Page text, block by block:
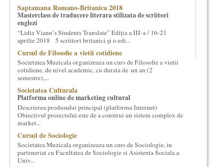
Saptamana Romano-Britanica 2018
Masterclass de traducere literara stilizata de scriitori
englezi
“Lidia Vianu’s Students Translate” Ediția a III-a / 16-21
aprilie 2018 5 scriitori britanici şi o edi...
Cursul de Filosofie a vietii cotidiene
Societatea Muzicala organizeaza un curs de Filosofie a vietii
cotidiene, de nivel academic, cu durata de un an (2
semestre),...
Societatea Culturala
Platforma online de marketing cultural
Descrierea produsului principal (platforma Internet)
Obiectivul proiectului este de a construi un sistem complex de
market...
Cursul de Sociologie
Societatea Muzicala organizeaza un curs de Sociologie, in
parteneriat cu Facultatea de Sociologie si Asistenta Sociala a
Univ...